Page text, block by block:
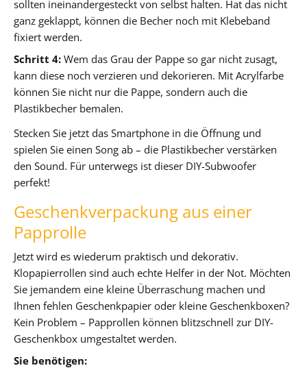
sollten ineinandergesteckt von selbst halten. Hat das nicht
ganz geklappt, können die Becher noch mit Klebeband
fixiert werden.
Schritt 4: Wem das Grau der Pappe so gar nicht zusagt,
kann diese noch verzieren und dekorieren. Mit Acrylfarbe
können Sie nicht nur die Pappe, sondern auch die
Plastikbecher bemalen.
Stecken Sie jetzt das Smartphone in die Öffnung und
spielen Sie einen Song ab – die Plastikbecher verstärken
den Sound. Für unterwegs ist dieser DIY-Subwoofer
perfekt!
Geschenkverpackung aus einer
Papprolle
Jetzt wird es wiederum praktisch und dekorativ.
Klopapierrollen sind auch echte Helfer in der Not. Möchten
Sie jemandem eine kleine Überraschung machen und
Ihnen fehlen Geschenkpapier oder kleine Geschenkboxen?
Kein Problem – Papprollen können blitzschnell zur DIY-
Geschenkbox umgestaltet werden.
Sie benötigen: